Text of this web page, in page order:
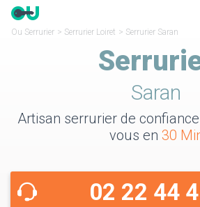
Ou Serrurier > Serrurier Loiret > Serrurier Saran
Saran
Artisan serrurier de
vous en 30
02 22 44